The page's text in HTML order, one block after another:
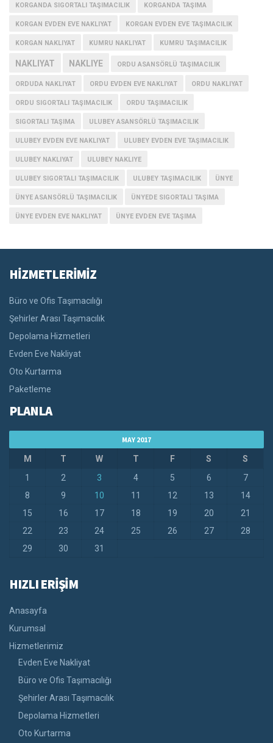
KORGANDA SIGORTALI TAŞIMACILIK KORGANDA TAŞIMA
KORGAN EVDEN EVE NAKLIYAT KORGAN EVDEN EVE TAŞIMACILIK
KORGAN NAKLIYAT KUMRU NAKLIYAT KUMRU TAŞIMACILIK
NAKLIYAT NAKLIYE ORDU ASANSÖRLÜ TAŞIMACILIK
ORDUDA NAKLIYAT ORDU EVDEN EVE NAKLIYAT ORDU NAKLIYAT
ORDU SIGORTALI TAŞIMACILIK ORDU TAŞIMACILIK
SIGORTALI TAŞIMA ULUBEY ASANSÖRLÜ TAŞIMACILIK
ULUBEY EVDEN EVE NAKLIYAT ULUBEY EVDEN EVE TAŞIMACILIK
ULUBEY NAKLIYAT ULUBEY NAKLIYE
ULUBEY SIGORTALI TAŞIMACILIK ULUBEY TAŞIMACILIK ÜNYE
ÜNYE ASANSÖRLÜ TAŞIMACILIK ÜNYEDE SIGORTALI TAŞIMA
ÜNYE EVDEN EVE NAKLIYAT ÜNYE EVDEN EVE TAŞIMA
HİZMETLERİMİZ
Büro ve Ofis Taşımacılığı
Şehirler Arası Taşımacılık
Depolama Hizmetleri
Evden Eve Nakliyat
Oto Kurtarma
Paketleme
PLANLA
MAY 2017
M T W T F S
S
1
2 3 4 5 6
7
8
9 10 11 12 13
14
15
16 17 18 19 20
21
22
23 24 25 26 27
28
29
30 31
HIZLI ERİŞİM
Anasayfa
Kurumsal
Hizmetlerimiz
Evden Eve Nakliyat
Büro ve Ofis Taşımacılığı
Şehirler Arası Taşımacılık
Depolama Hizmetleri
Oto Kurtarma